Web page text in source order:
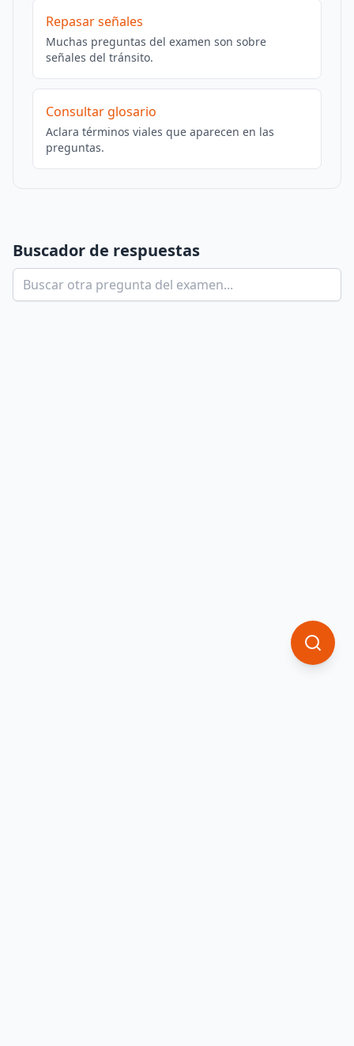
Repasar señales
Muchas preguntas del examen son sobre
señales del tránsito.
Consultar glosario
Aclara términos viales que aparecen en las
preguntas.
Buscador de respuestas